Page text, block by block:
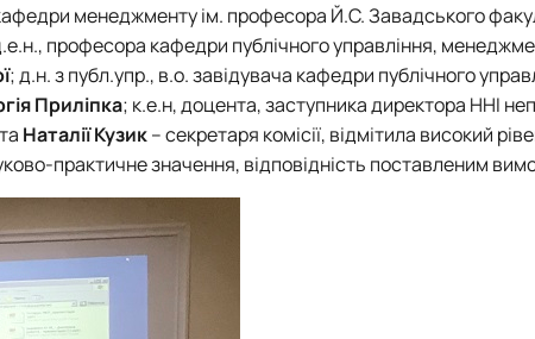
менеджменту ім. професора Й.С. Завадського
професора кафедри публічного управління,
; д.н. з публ.упр., в.о. завідувача кафедри публічного
Приліпка; к.е.н, доцента, заступника директора ННІ
Наталії Кузик– секретаря комісії, відмітила високий
практичне значення, відповідність поставленим